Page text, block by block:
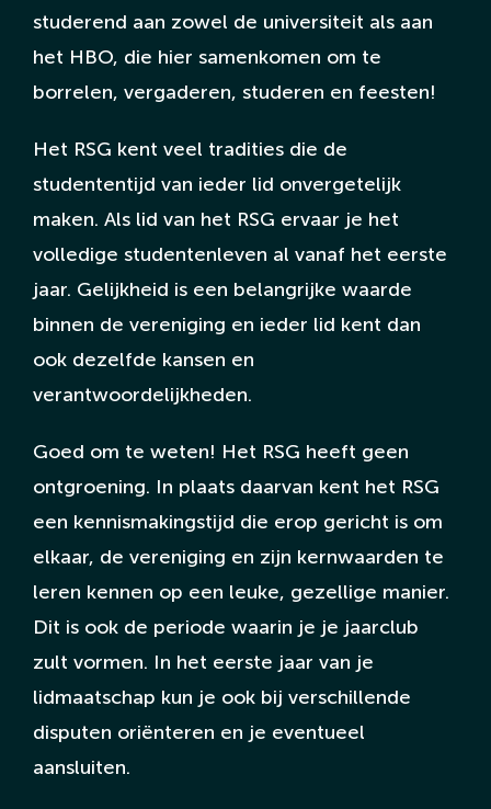
studerend aan zowel de universiteit als aan
het HBO, die hier samenkomen om te
borrelen, vergaderen, studeren en feesten!
Het RSG kent veel tradities die de
studententijd van ieder lid onvergetelijk
maken. Als lid van het RSG ervaar je het
volledige studentenleven al vanaf het eerste
jaar. Gelijkheid is een belangrijke waarde
binnen de vereniging en ieder lid kent dan
ook dezelfde kansen en
verantwoordelijkheden.
Goed om te weten! Het RSG heeft geen
ontgroening. In plaats daarvan kent het RSG
een kennismakingstijd die erop gericht is om
elkaar, de vereniging en zijn kernwaarden te
leren kennen op een leuke, gezellige manier.
Dit is ook de periode waarin je je jaarclub
zult vormen. In het eerste jaar van je
lidmaatschap kun je ook bij verschillende
disputen oriënteren en je eventueel
aansluiten.